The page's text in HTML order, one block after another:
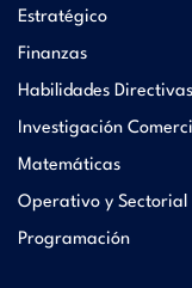
Estratégico
Finanzas
Habilidades Directivas
Investigación
Matemáticas
Operativo y Sectorial
Programación